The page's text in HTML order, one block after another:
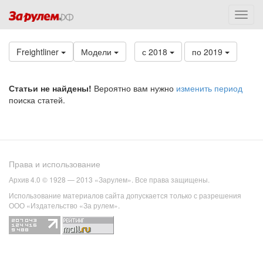
Freightliner Модели с 2018 по 2019
Статьи не найдены! Вероятно вам нужно изменить период
поиска статей.
Права и использование
Архив 4.0 © 1928 — 2013 «Зарулем». Все права защищены.
Использование материалов сайта допускается только с разрешения
ООО «Издательство «За рулем».